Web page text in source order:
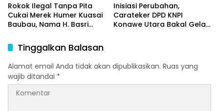
Rokok Ilegal Tanpa Pita
Cukai Merek Humer Kuasai
Baubau, Nama H. Basri
Hukum Bertidak Tegas
Inisiasi Perubahan,
Carateker DPD KNPI
Konawe Utara Bakal Gelar
Tinggalkan Balasan
Alamat email Anda tidak akan dipublikasikan. Ruas yang
wajib ditandai *